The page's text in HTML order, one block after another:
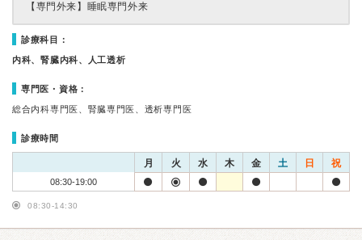
【専門外来】 睡眠専門外来
診療科目：
内科、腎臓内科、人工透析
専門医・資格：
総合内科専門医、腎臓専門医、透析専門医
診療時間
月 火 水 木 金 土 日 祝
08:30-19:00
08:30-14:30